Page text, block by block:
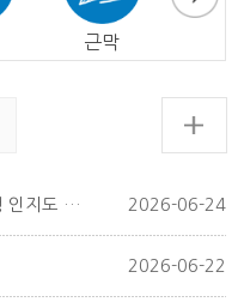
근막
2026년 상반기 한국공공조직은행 인지도 조사 2026-06-24
2026-06-22